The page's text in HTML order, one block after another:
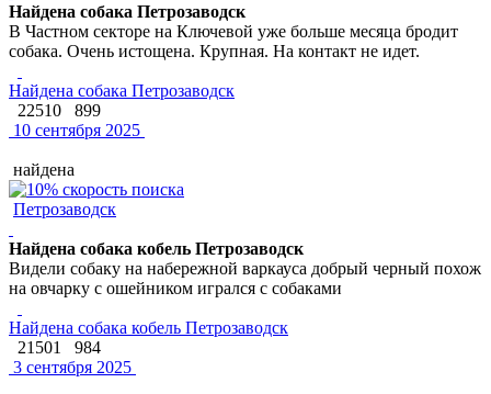
Найдена собака Петрозаводск
В Частном секторе на Ключевой уже больше месяца бродит
собака. Очень истощена. Крупная. На контакт не идет.
Найдена собака Петрозаводск
22510
899
10 сентября 2025
найдена
Петрозаводск
Найдена собака кобель Петрозаводск
Видели собаку на набережной варкауса добрый черный похож
на овчарку с ошейником игрался с собаками
Найдена собака кобель Петрозаводск
21501
984
3 сентября 2025